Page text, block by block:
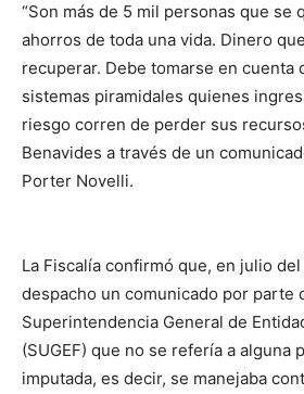
“Son más de 5 mil personas que se
ahorros de toda una vida. Dinero
recuperar. Debe tomarse en cuenta
sistemas piramidales quienes
riesgo corren de perder sus
Benavides a través de un
Porter Novelli.
La Fiscalía confirmó que, en julio
despacho un comunicado por parte
Superintendencia General de
(SUGEF) que no se refería a alguna
imputada, es decir, se manejaba